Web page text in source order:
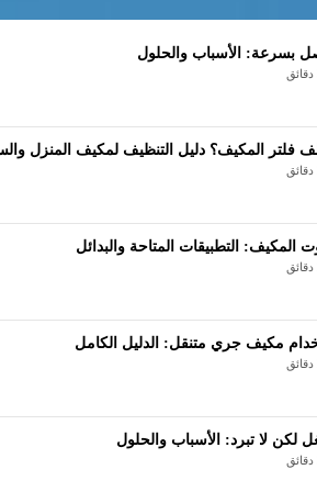
بسرعة: الأسباب والحلول
فلتر المكيف؟ دليل التنظيف لمكيف المنزل
المكيف: التطبيقات المتاحة والبدائل
مكيف جري متنقل: الدليل الكامل
لكن لا تبرد: الأسباب والحلول